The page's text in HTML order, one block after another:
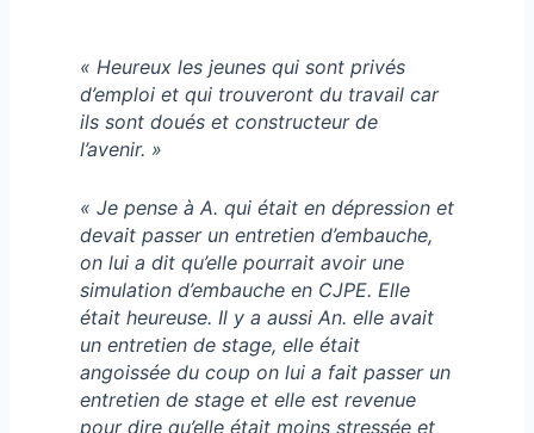
« Heureux les jeunes qui sont privés
d’emploi et qui trouveront du travail car
ils sont doués et constructeur de
l’avenir. »
« Je pense à A. qui était en dépression et
devait passer un entretien d’embauche,
on lui a dit qu’elle pourrait avoir une
simulation d’embauche en CJPE. Elle
était heureuse. Il y a aussi An. elle avait
un entretien de stage, elle était
angoissée du coup on lui a fait passer un
entretien de stage et elle est revenue
pour dire qu’elle était moins stressée et